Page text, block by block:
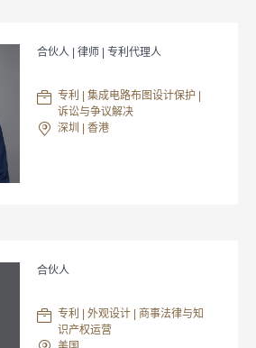
合伙人 | 律师 | 专利代理人
专利 | 集成电路布图设计保护 |
诉讼与争议解决
深圳 | 香港
合伙人
专利 | 外观设计 | 商事法律与知
识产权运营